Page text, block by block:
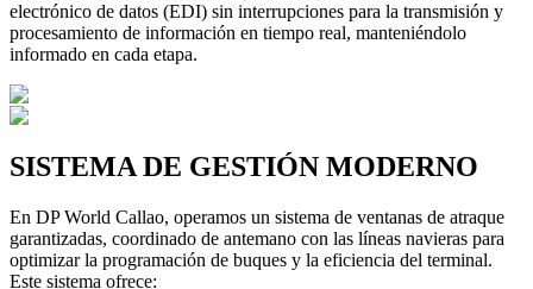
electrónico de datos (EDI) sin interrupciones para la transmisión y
procesamiento de información en tiempo real, manteniéndolo
informado en cada etapa.
SISTEMA DE GESTIÓN MODERNO
En DP World Callao, operamos un sistema de ventanas de atraque
garantizadas, coordinado de antemano con las líneas navieras para
optimizar la programación de buques y la eficiencia del terminal.
Este sistema ofrece: